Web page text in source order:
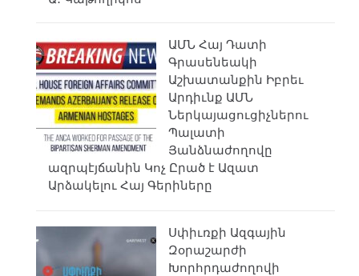
ԱՄՆ Հայ Դատի
Գրասենեակի
Աշխատանքին Իբրեւ
Արդիւնք ԱՄՆ
Ներկայացուցիչներու
Պալատի
Յանձնաժողովը
ազրպէյճանին Կոչ Ըրած է Ազատ
Արձակելու Հայ Գերիները
Սփիւռքի Ազգային
Զօրաշարժի
Խորհրդաժողովի